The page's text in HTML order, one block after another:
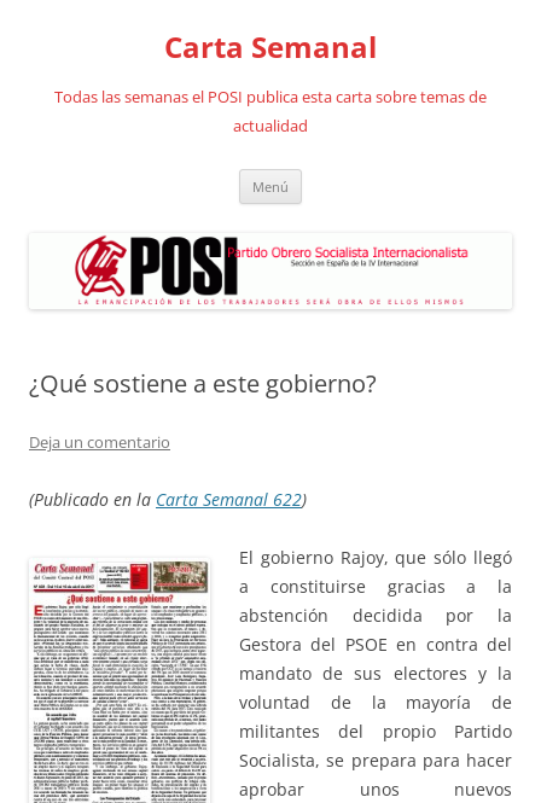
Carta Semanal
Todas las semanas el POSI publica esta carta sobre temas de
actualidad
Menú
¿Qué sostiene a este gobierno?
Deja un comentario
(Publicado en la Carta Semanal 622)
El gobierno Rajoy, que sólo llegó
a constituirse gracias a la
abstención decidida por la
Gestora del PSOE en contra del
mandato de sus electores y la
voluntad de la mayoría de
militantes del propio Partido
Socialista, se prepara para hacer
aprobar unos nuevos